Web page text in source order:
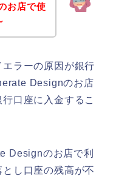
お店で使
ラーの原因が銀行
Designのお店
口座に入金するこ
Designのお店で利
し口座の残高が不